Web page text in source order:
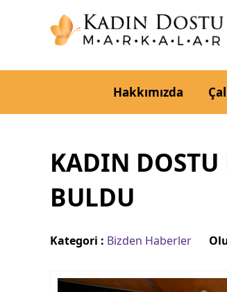
Hakkımızda
KADIN
BULDU
Kategori : Bizden Haberler